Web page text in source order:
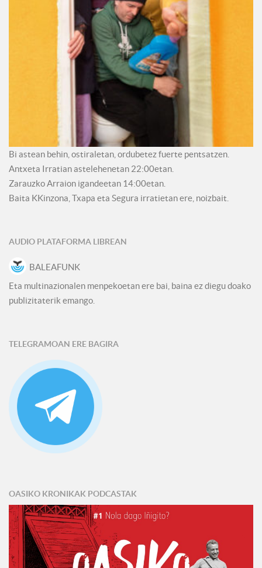
Bi astean behin, ostiraletan, ordubetez fuerte pentsatzen.
Antxeta Irratian astelehenetan 22:00etan.
Zarauzko Arraion igandeetan 14:00etan.
Baita KKinzona, Txapa eta Segura irratietan ere, noizbait.
AUDIO PLATAFORMA LIBREAN
BALEAFUNK
Eta multinazionalen menpekoetan ere bai, baina ez diegu doako
publizitaterik emango.
TELEGRAMOAN ERE BAGIRA
OASIKO KRONIKAK PODCASTAK